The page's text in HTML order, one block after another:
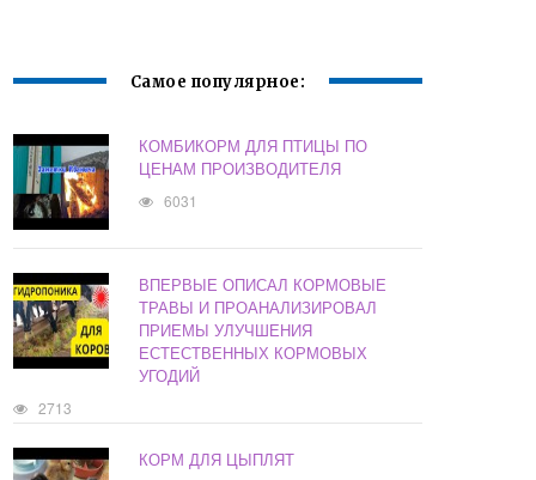
Самое популярное:
КОМБИКОРМ ДЛЯ ПТИЦЫ ПО
ЦЕНАМ ПРОИЗВОДИТЕЛЯ
6031
ВПЕРВЫЕ ОПИСАЛ КОРМОВЫЕ
ТРАВЫ И ПРОАНАЛИЗИРОВАЛ
ПРИЕМЫ УЛУЧШЕНИЯ
ЕСТЕСТВЕННЫХ КОРМОВЫХ
УГОДИЙ
2713
КОРМ ДЛЯ ЦЫПЛЯТ